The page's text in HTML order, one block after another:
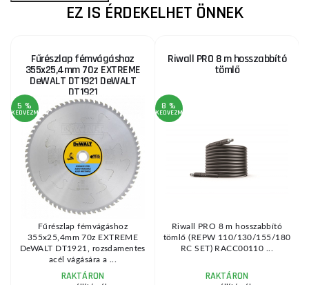
EZ IS ÉRDEKELHET ÖNNEK
Fűrészlap fémvágáshoz
355x25,4mm 70z EXTREME
DeWALT DT1921 DeWALT
DT1921
5 %
KEDVEZMÉNY
Fűrészlap fémvágáshoz
355x25,4mm 70z EXTREME
DeWALT DT1921, rozsdamentes
acél vágására a ...
RAKTÁRON
Riwall PRO 8 m hosszabbító
tömlő
8 %
KEDVEZMÉNY
Riwall PRO 8 m hosszabbító
tömlő (REPW 110/130/155/180
RC SET) RACC00110 ...
RAKTÁRON